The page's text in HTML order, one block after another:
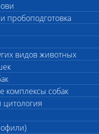
пробоподготовка
видов животных
комплексы собак
цитология
системы,
аминокислоты
вызывает
камней в
- их
признаки редко
до года.
в более